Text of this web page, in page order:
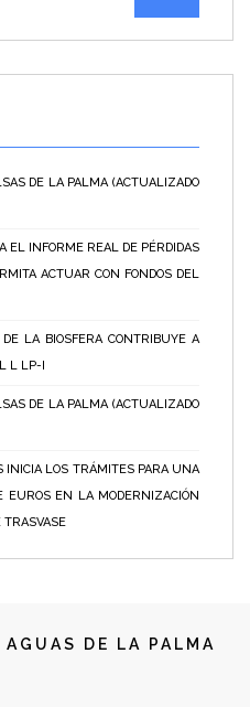
DE LA PALMA (ACTUALIZADO
EL INFORME REAL DE PÉRDIDAS
ACTUAR CON FONDOS DEL
LA BIOSFERA CONTRIBUYE A
L LP-I
DE LA PALMA (ACTUALIZADO
INICIA LOS TRÁMITES PARA UNA
EUROS EN LA MODERNIZACIÓN
TRASVASE
DE LA PALMA